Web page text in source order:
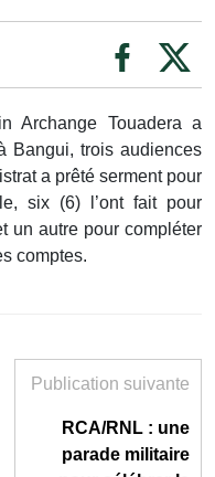
Archange Touadera a
Bangui, trois audiences
a prêté serment pour
six (6) l’ont fait pour
un autre pour compléter
comptes.
Publication suivante
RCA/RNL : une
parade militaire